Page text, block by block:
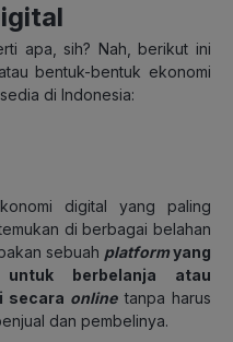
apa, sih? Nah, berikut ini
bentuk-bentuk ekonomi
di Indonesia:
digital yang paling
di berbagai belahan
sebuah platformyang
untuk berbelanja atau
secara onlinetanpa harus
dan pembelinya.